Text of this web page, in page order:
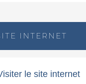
INTERNET
le site internet